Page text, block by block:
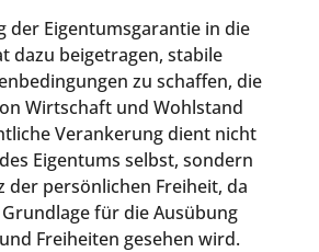
der Eigentumsgarantie in die
dazu beigetragen, stabile
zu schaffen, die
Wirtschaft und Wohlstand
Verankerung dient nicht
Eigentums selbst, sondern
der persönlichen Freiheit, da
für die Ausübung
Freiheiten gesehen wird.